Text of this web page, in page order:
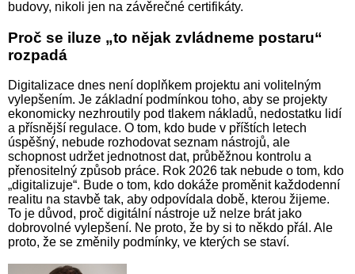
budovy, nikoli jen na závěrečné certifikáty.
Proč se iluze „to nějak zvládneme postaru“
rozpadá
Digitalizace dnes není doplňkem projektu ani volitelným
vylepšením. Je základní podmínkou toho, aby se projekty
ekonomicky nezhroutily pod tlakem nákladů, nedostatku lidí
a přísnější regulace. O tom, kdo bude v příštích letech
úspěšný, nebude rozhodovat seznam nástrojů, ale
schopnost udržet jednotnost dat, průběžnou kontrolu a
přenositelný způsob práce. Rok 2026 tak nebude o tom, kdo
„digitalizuje“. Bude o tom, kdo dokáže proměnit každodenní
realitu na stavbě tak, aby odpovídala době, kterou žijeme.
To je důvod, proč digitální nástroje už nelze brát jako
dobrovolné vylepšení. Ne proto, že by si to někdo přál. Ale
proto, že se změnily podmínky, ve kterých se staví.